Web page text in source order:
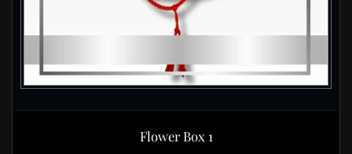
Flower Box 1